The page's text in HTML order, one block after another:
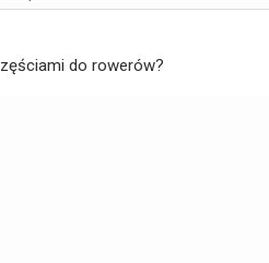
do rowerów?